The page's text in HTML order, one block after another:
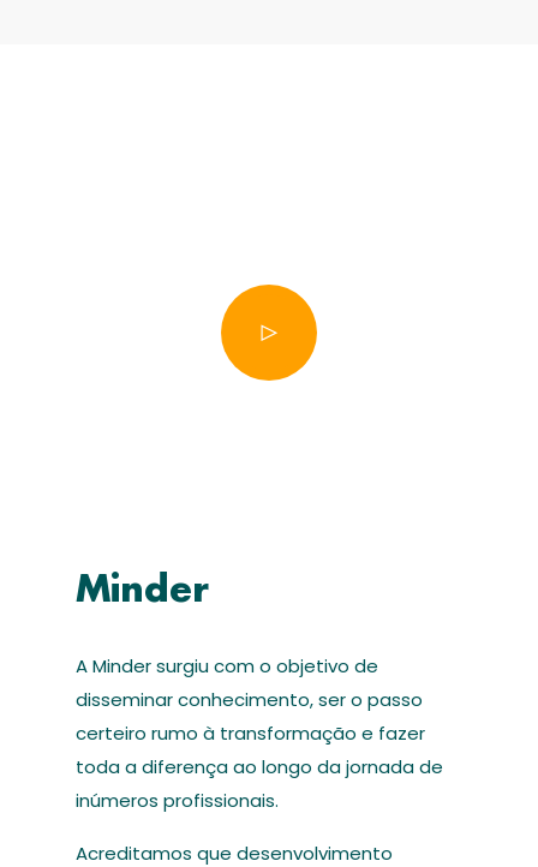
Minder
A Minder surgiu com o objetivo de
disseminar conhecimento, ser o passo
certeiro rumo à transformação e fazer
toda a diferença ao longo da jornada de
inúmeros profissionais.
Acreditamos que desenvolvimento